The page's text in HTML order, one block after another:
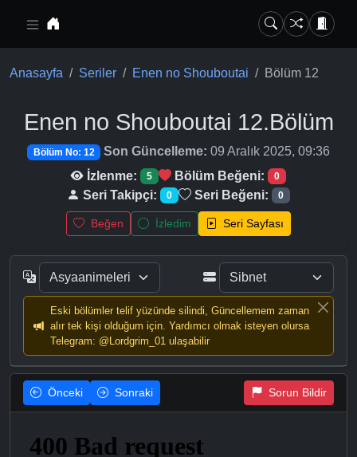
Anasayfa Seriler Enen no Shouboutai Bölüm 12
Enen no Shouboutai 12.Bölüm
Bölüm No: 12 Son Güncelleme: 09 Aralık 2025, 09:36
İzlenme:
5 Bölüm Beğeni: 0
Seri Takipçi: 0 Seri Beğeni: 0
Beğen İzledim Seri Sayfası
Eski bölümler telif yüzünde silindi, Güncellemem zaman
alır tek kişi olduğum için. Yardımcı olmak isteyen olursa
Telegram: @Lordgrim_01 ulaşabilir
Önceki Sonraki Sorun Bildir